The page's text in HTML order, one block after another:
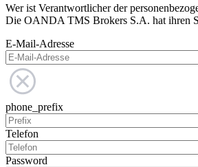
Wer ist Verantwortlicher der
Die OANDA TMS Brokers S.A. hat ihren
E-Mail-Adresse
phone_prefix
Telefon
Password